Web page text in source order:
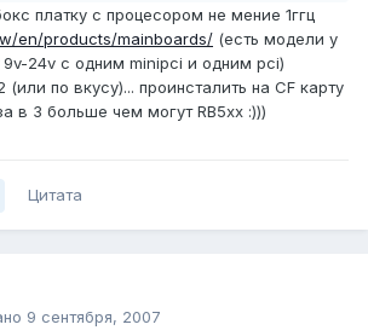
платку с процесором не мение 1ггц
en/products/mainboards/ (есть модели у
9v-24v c одним minipci и одним pci)
(или по вкусу)... проинсталить на CF карту
в 3 больше чем могут RB5xx :)))
Цитата
9 сентября, 2007